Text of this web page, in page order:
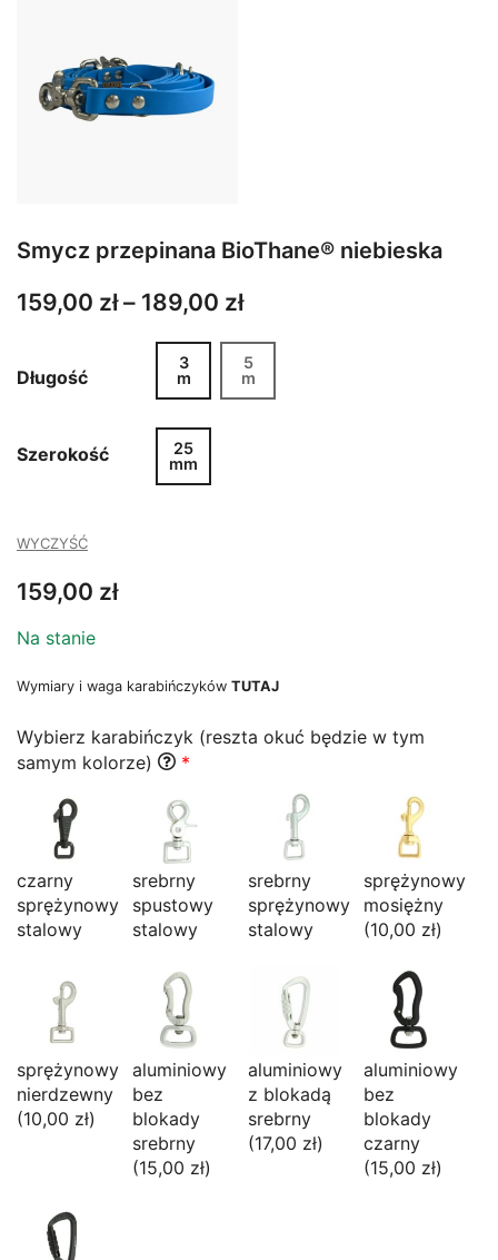
Smycz przepinana BioThane® niebieska
159,00 zł – 189,00 złZakres
od
159,00 zł
Długość
3
m
5
m
Szerokość
25
mm
WYCZYŚĆ
159,00 zł
Na stanie
Wymiary i waga karabińczyków TUTAJ
Wybierz karabińczyk (reszta okuć będzie w tym
samym kolorze)
*
czarny
sprężynowy
stalowy
srebrny
spustowy
stalowy
srebrny
sprężynowy
stalowy
sprężynowy
mosiężny
(10,00 zł)
sprężynowy
nierdzewny
(10,00 zł)
aluminiowy
bez
blokady
srebrny
(15,00 zł)
aluminiowy
z blokadą
srebrny
(17,00 zł)
aluminiowy
bez
blokady
czarny
(15,00 zł)